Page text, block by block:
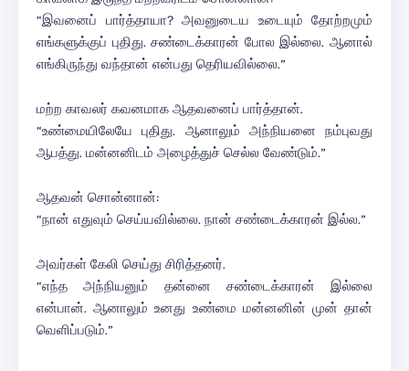
“இவனைப் பார்த்தாயா? அவனுடைய உடையும் தோற்றமும்
எங்களுக்குப் புதிது. சண்டைக்காரன் போல இல்லை. ஆனால்
எங்கிருந்து வந்தான் என்பது தெரியவில்லை.”
மற்ற காவலர் கவனமாக ஆதவனைப் பார்த்தான்.
“உண்மையிலேயே புதிது. ஆனாலும் அந்நியனை நம்புவது
ஆபத்து. மன்னனிடம் அழைத்துச் செல்ல வேண்டும்.”
ஆதவன் சொன்னான்:
“நான் எதுவும் செய்யவில்லை. நான் சண்டைக்காரன் இல்ல.”
அவர்கள் கேலி செய்து சிரித்தனர்.
“எந்த அந்நியனும் தன்னை சண்டைக்காரன் இல்லை
என்பான். ஆனாலும் உனது உண்மை மன்னனின் முன் தான்
வெளிப்படும்.”